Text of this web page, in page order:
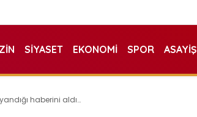
SIYASET EKONOMI SPOR ASAYIŞ
haberini aldı…